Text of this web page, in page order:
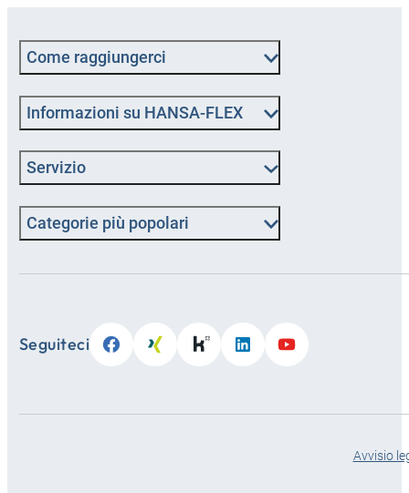
Come raggiungerci
Informazioni su HANSA-FLEX
Servizio
Categorie più popolari
Seguiteci
Avvisio